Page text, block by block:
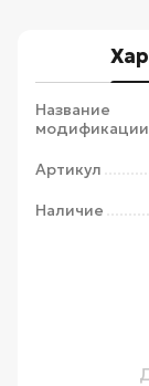
Название
модификации
Артикул
Наличие